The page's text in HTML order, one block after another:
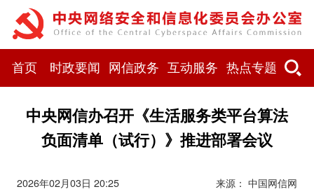
首页 时政要闻 网信政务 互动服务 热点专题
中央网信办召开《生活服务类平台算法
负面清单（试行）》推进部署会议
2026年02月03日 20:25 来源：中国网信网